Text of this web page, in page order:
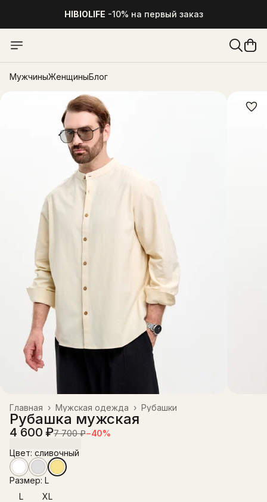
HIBIOLIFE -10% на первый заказ
МужчиныЖенщиныБлог
Рубашки
Мужская одежда ›
Главная ›
Рубашка мужская
4 600 ₽7 700 ₽−40%
Цвет: сливочный
Размер: L
L
XL